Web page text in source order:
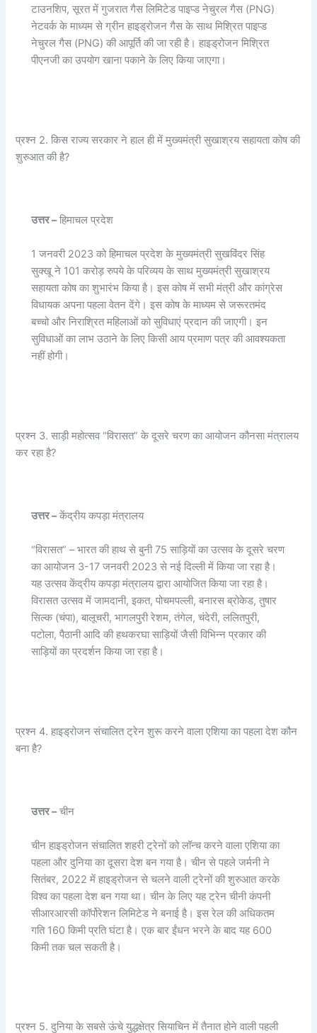
टाउनशिप, सूरत में गुजरात गैस लिमिटेड पाइप्ड नेचुरल गैस (PNG)
नेटवर्क के माध्यम से ग्रीन हाइड्रोजन गैस के साथ मिश्रित पाइप्ड
नेचुरल गैस (PNG) की आपूर्ति की जा रही है। हाइड्रोजन मिश्रित
पीएनजी का उपयोग खाना पकाने के लिए किया जाएगा।
प्रश्न 2. किस राज्य सरकार ने हाल ही में मुख्यमंत्री सुखाश्रय सहायता कोष की
शुरुआत की है?
उत्तर –हिमाचल प्रदेश
1 जनवरी 2023 को हिमाचल प्रदेश के मुख्यमंत्री सुखविंदर सिंह
सुक्खू ने 101 करोड़ रुपये के परिव्यय के साथ मुख्यमंत्री सुखाश्रय
सहायता कोष का शुभारंभ किया है। इस कोष में सभी मंत्री और कांग्रेस
विधायक अपना पहला वेतन देंगे। इस कोष के माध्यम से जरूरतमंद
बच्चो और निराश्रित महिलाओं को सुविधाएं प्रदान की जाएगी। इन
सुविधाओं का लाभ उठाने के लिए किसी आय प्रमाण पत्र की आवश्यकता
नहीं होगी।
प्रश्न 3. साड़ी महोत्सव “विरासत” के दूसरे चरण का आयोजन कौनसा मंत्रालय
कर रहा है?
उत्तर –केंद्रीय कपड़ा मंत्रालय
“विरासत” – भारत की हाथ से बुनी 75 साड़ियों का उत्‍सव के दूसरे चरण
का आयोजन 3-17 जनवरी 2023 से नई दिल्ली में किया जा रहा है।
यह उत्सव केंद्रीय कपड़ा मंत्रालय द्वारा आयोजित किया जा रहा है।
विरासत उत्सव में जामदानी, इकत, पोचमपल्ली, बनारस ब्रोकेड, तुषार
सिल्क (चंपा), बालूचरी, भागलपुरी रेशम, तंगेल, चंदेरी, ललितपुरी,
पटोला, पैठानी आदि की हथकरघा साड़ियों जैसी विभिन्न प्रकार की
साड़ियों का प्रदर्शन किया जा रहा है।
प्रश्न 4. हाइड्रोजन संचालित ट्रेन शुरू करने वाला एशिया का पहला देश कौन
बना है?
उत्तर –चीन
चीन हाइड्रोजन संचालित शहरी ट्रेनों को लॉन्च करने वाला एशिया का
पहला और दुनिया का दूसरा देश बन गया है। चीन से पहले जर्मनी ने
सितंबर, 2022 में हाइड्रोजन से चलने वाली ट्रेनों की शुरुआत करके
विश्व का पहला देश बन गया था। चीन के लिए यह ट्रेन चीनी कंपनी
सीआरआरसी कॉर्पोरेशन लिमिटेड ने बनाई है। इस रेल की अधिकतम
गति 160 किमी प्रति घंटा है। एक बार ईंधन भरने के बाद यह 600
किमी तक चल सकती है।
प्रश्न 5. दुनिया के सबसे ऊंचे युद्धक्षेत्र सियाचिन में तैनात होने वाली पहली